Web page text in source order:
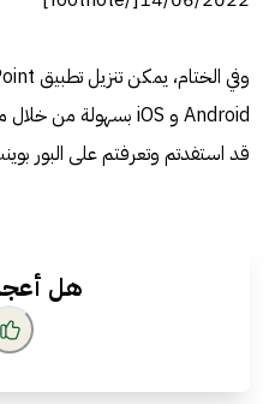
قد استفدتم وتعرفتم على البور
هل